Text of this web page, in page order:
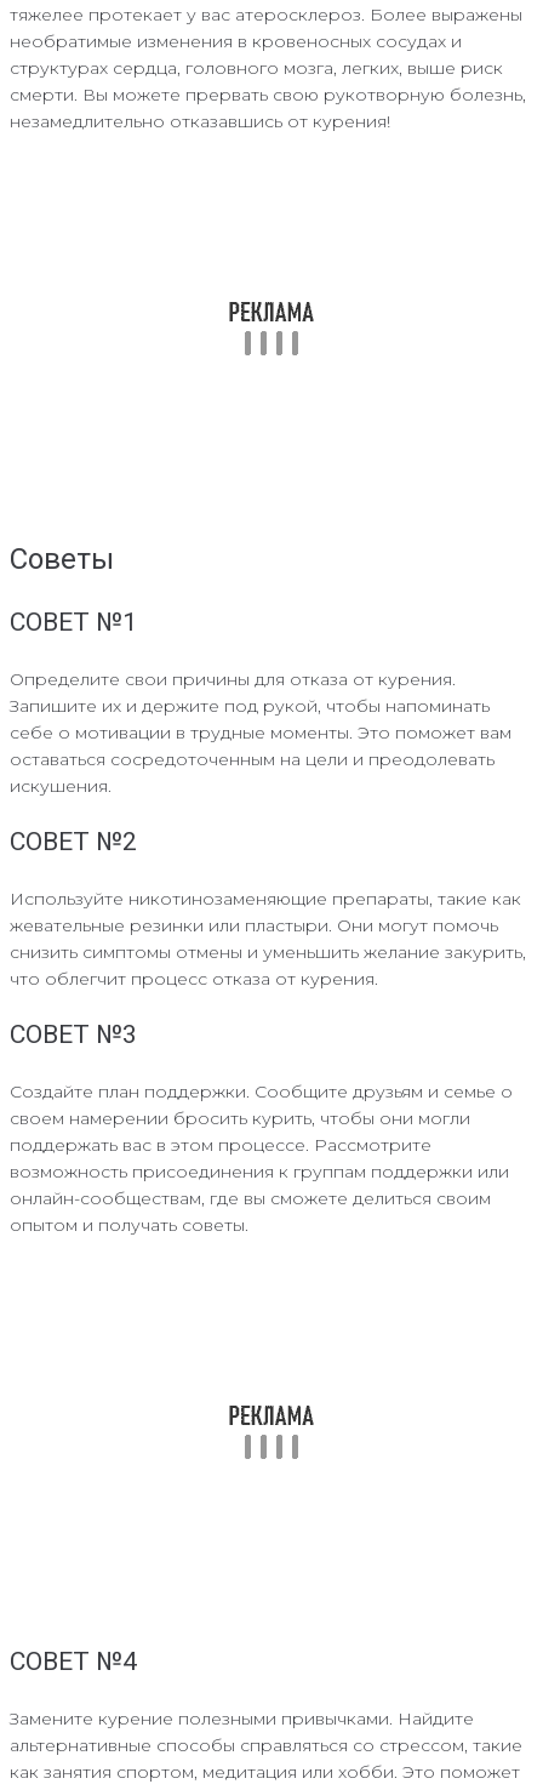
тяжелее протекает у вас атеросклероз. Более выражены
необратимые изменения в кровеносных сосудах и
структурах сердца, головного мозга, легких, выше риск
смерти. Вы можете прервать свою рукотворную болезнь,
незамедлительно отказавшись от курения!
Советы
СОВЕТ №1
Определите свои причины для отказа от курения.
Запишите их и держите под рукой, чтобы напоминать
себе о мотивации в трудные моменты. Это поможет вам
оставаться сосредоточенным на цели и преодолевать
искушения.
СОВЕТ №2
Используйте никотинозаменяющие препараты, такие как
жевательные резинки или пластыри. Они могут помочь
снизить симптомы отмены и уменьшить желание закурить,
что облегчит процесс отказа от курения.
СОВЕТ №3
Создайте план поддержки. Сообщите друзьям и семье о
своем намерении бросить курить, чтобы они могли
поддержать вас в этом процессе. Рассмотрите
возможность присоединения к группам поддержки или
онлайн-сообществам, где вы сможете делиться своим
опытом и получать советы.
СОВЕТ №4
Замените курение полезными привычками. Найдите
альтернативные способы справляться со стрессом, такие
как занятия спортом, медитация или хобби. Это поможет